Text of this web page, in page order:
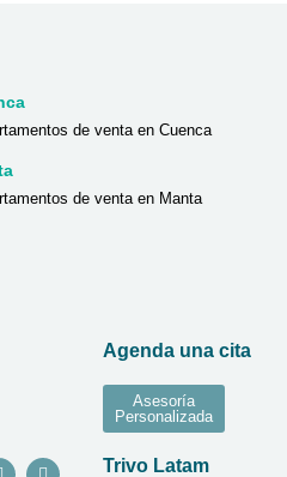
de venta en Cuenca
de venta en Manta
Agenda una cita
Asesoría
Personalizada
Trivo Latam